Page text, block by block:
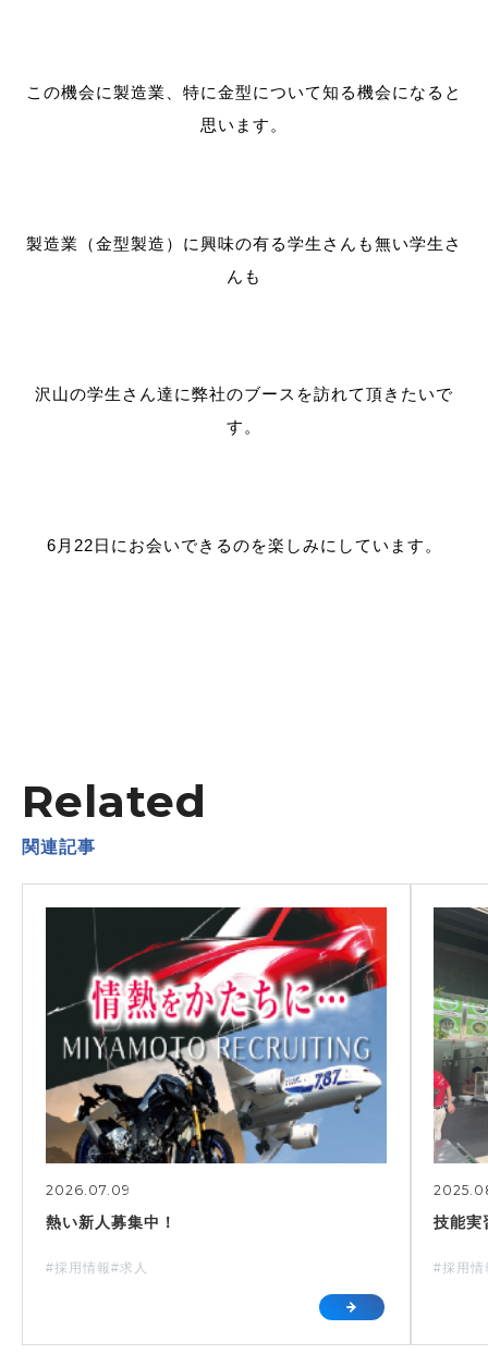
この機会に製造業、特に金型について知る機会になると
思います。
製造業（金型製造）に興味の有る学生さんも無い学生さ
んも
沢山の学生さん達に弊社のブースを訪れて頂きたいで
す。
6月22日にお会いできるのを楽しみにしています。
Related
関連記事
2026.07.09
熱い新人募集中！
#採用情報#求人
技能実
#採用情